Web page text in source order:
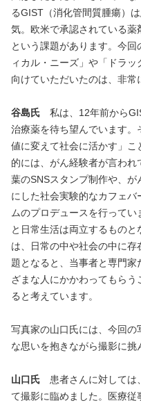
るGIST（消化管間質腫瘍）
気。欧米で承認されている
という課題があります。今
ィカル・ニーズ」や「ドラ
向けていただいたのは、非常
谷島氏 私は、12年前から
治療薬を待ち望んでいます
値に変えて社会に活かす」
的には、がん経験者が言わ
葉のSNSスタンプ制作や、
にした社会実験的なカフェ
ムのプロデュースを行って
と日常生活は両立するもの
は、日常の中や社会の中に
題となると、当事者と専門家
ざまな人にかかわってもら
ると考えています。
写真家の山口氏には、今回の
な思いを抱きながら撮影に挑
山口氏 患者さんに対しては
て撮影に臨めました。医療従